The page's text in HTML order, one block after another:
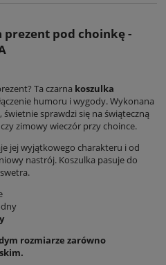
prezent pod choinkę -
Ta czarna koszulka
humoru i wygody. Wykonana
sprawdzi się na świąteczną
zimowy wieczór przy choince.
jej wyjątkowego charakteru i od
nastrój. Koszulka pasuje do
rozmiarze zarówno